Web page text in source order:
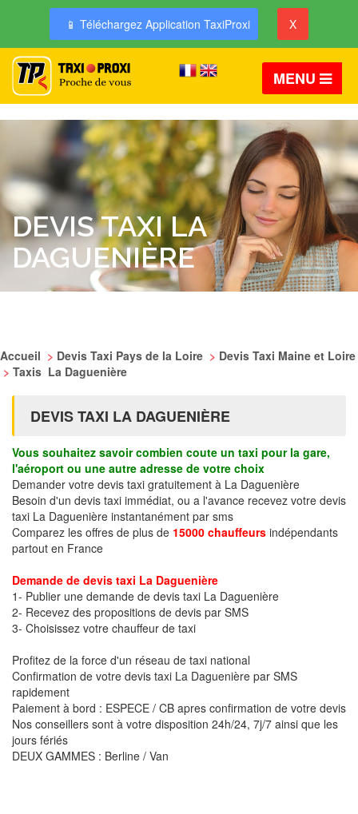
📱 Téléchargez Application TaxiProxi X
MENU
DEVIS TAXI LA
DAGUENIÈRE
Accueil > Devis Taxi Pays de la Loire > Devis Taxi Maine et Loire
> Taxis La Daguenière
DEVIS TAXI LA DAGUENIÈRE
Vous souhaitez savoir combien coute un taxi pour la gare,
l'aéroport ou une autre adresse de votre choix
Demander votre devis taxi gratuitement à La Daguenière
Besoin d'un devis taxi immédiat, ou a l'avance recevez votre devis
taxi La Daguenière instantanément par sms
Comparez les offres de plus de 15000 chauffeurs indépendants
partout en France
Demande de devis taxi La Daguenière
1- Publier une demande de devis taxi La Daguenière
2- Recevez des propositions de devis par SMS
3- Choisissez votre chauffeur de taxi
Profitez de la force d'un réseau de taxi national
Confirmation de votre devis taxi La Daguenière par SMS
rapidement
Paiement à bord : ESPECE / CB apres confirmation de votre devis
Nos conseillers sont à votre disposition 24h/24, 7j/7 ainsi que les
jours fériés
DEUX GAMMES : Berline / Van